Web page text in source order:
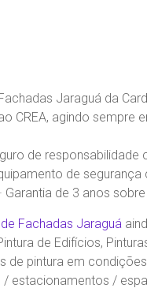
Jaraguá da
CREA, agindo
de responsabilidade
de
de 3 anos
Fachadas Jaraguá
de Edifícios,
de pintura em
estacionamentos /